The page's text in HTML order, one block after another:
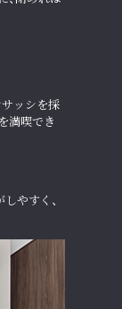
サッシを採
満喫でき
やすく、